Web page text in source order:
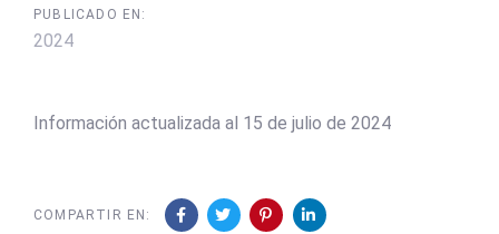
PUBLICADO EN:
2024
Información actualizada al 15 de julio de 2024
COMPARTIR EN: